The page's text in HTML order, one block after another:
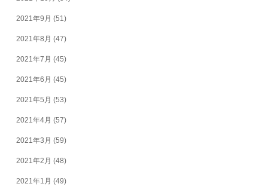
2021年9月 (51)
2021年8月 (47)
2021年7月 (45)
2021年6月 (45)
2021年5月 (53)
2021年4月 (57)
2021年3月 (59)
2021年2月 (48)
2021年1月 (49)